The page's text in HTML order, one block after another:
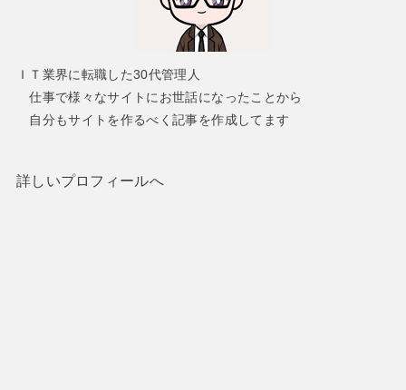
ＩＴ業界に転職した30代管理人
仕事で様々なサイトにお世話になったことから
自分もサイトを作るべく記事を作成してます
詳しいプロフィールへ